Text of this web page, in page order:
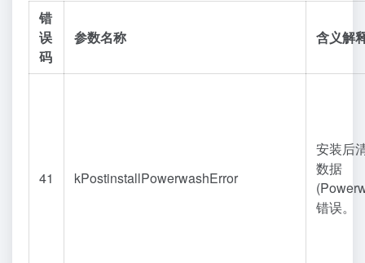
错
误
码
参数名称 含义解
41 kPostinstallPowerwashError
安装后
数据
错误。